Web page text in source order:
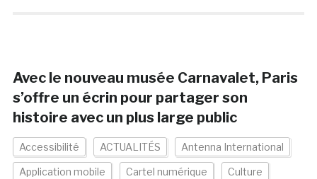
Avec le nouveau musée Carnavalet, Paris
s’offre un écrin pour partager son
histoire avec un plus large public
Accessibilité ACTUALITÉS Antenna International
Application mobile Cartel numérique Culture